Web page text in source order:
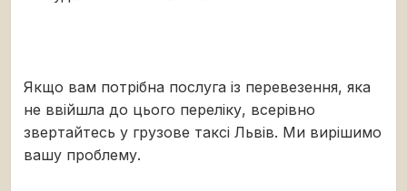
Якщо вам потрібна послуга із перевезення, яка
не ввійшла до цього переліку, всерівно
звертайтесь у грузове таксі Львів. Ми вирішимо
вашу проблему.